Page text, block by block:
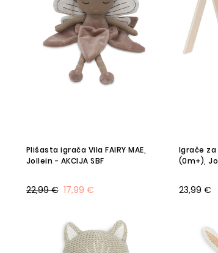
Plišasta igrača Vila FAIRY MAE,
Jollein - AKCIJA SBF
17,99 €
22,99 €
Igrače za
(0m+),
23,99 €